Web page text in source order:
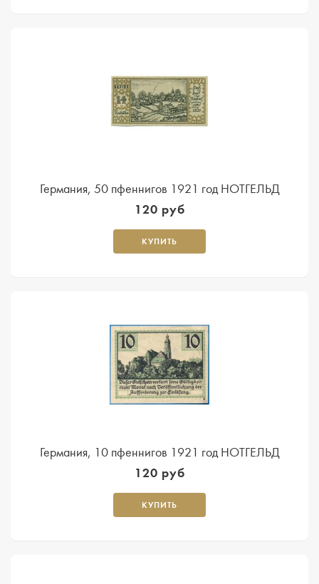
Германия, 50 пфеннигов 1921 год НОТГЕЛЬД
120 руб
КУПИТЬ
Германия, 10 пфеннигов 1921 год НОТГЕЛЬД
120 руб
КУПИТЬ